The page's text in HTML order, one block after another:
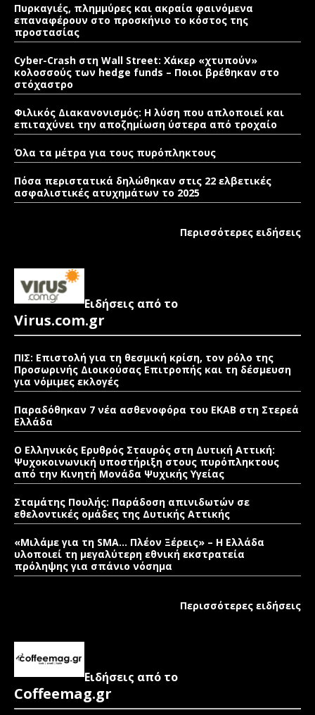
Πυρκαγιές, πλημμύρες και ακραία φαινόμενα
επαναφέρουν στο προσκήνιο το κόστος της
προστασίας
Cyber-Crash στη Wall Street: Χάκερ «χτυπούν»
κολοσσούς των hedge funds – Ποιοι βρέθηκαν στο
στόχαστρο
Φιλικός Διακανονισμός: Η λύση που απλοποιεί και
επιταχύνει την αποζημίωση ύστερα από τροχαίο
Όλα τα μέτρα για τους πυρόπληκτους
Πόσα περιστατικά δηλώθηκαν στις 22 ελβετικές
ασφαλιστικές ατυχημάτων το 2025
Περισσότερες ειδήσεις
Ειδήσεις από το
Virus.com.gr
ΠΙΣ: Επιστολή για τη θεσμική κρίση, τον ρόλο της
Προσωρινής Διοικούσας Επιτροπής και τη δέσμευση
για νόμιμες εκλογές
Παραδόθηκαν 7 νέα ασθενοφόρα του ΕΚΑΒ στη Στερεά
Ελλάδα
Ο Ελληνικός Ερυθρός Σταυρός στη Δυτική Αττική:
Ψυχοκοινωνική υποστήριξη στους πυρόπληκτους
από την Κινητή Μονάδα Ψυχικής Υγείας
Σταμάτης Πουλής: Παράδοση απινιδωτών σε
εθελοντικές ομάδες της Δυτικής Αττικής
«Μιλάμε για τη SMA… Πλέον Ξέρεις» – Η Ελλάδα
υλοποιεί τη μεγαλύτερη εθνική εκστρατεία
πρόληψης για σπάνιο νόσημα
Περισσότερες ειδήσεις
Ειδήσεις από το
Coffeemag.gr